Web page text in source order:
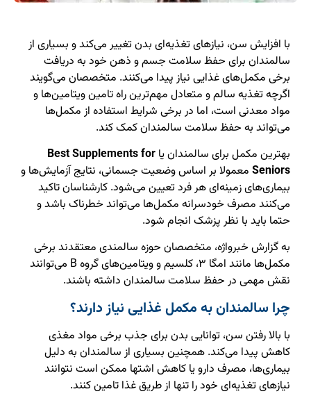
با افزایش سن، نیازهای تغذیه‌ای بدن تغییر می‌کند و بسیاری از
سالمندان برای حفظ سلامت جسم و ذهن خود به دریافت
برخی مکمل‌های غذایی نیاز پیدا می‌کنند. متخصصان می‌گویند
اگرچه تغذیه سالم و متعادل مهم‌ترین راه تامین ویتامین‌ها و
مواد معدنی است، اما در برخی شرایط استفاده از مکمل‌ها
می‌تواند به حفظ سلامت سالمندان کمک کند.
بهترین مکمل‌ برای سالمندان یا Best Supplements for
Seniors معمولا بر اساس وضعیت جسمانی، نتایج آزمایش‌ها و
بیماری‌های زمینه‌ای هر فرد تعیین می‌شود. کارشناسان تاکید
می‌کنند مصرف خودسرانه مکمل‌ها می‌تواند خطرناک باشد و
حتما باید با نظر پزشک انجام شود.
به گزارش خبرواژه، متخصصان حوزه سالمندی معتقدند برخی
مکمل‌ها مانند امگا ۳، کلسیم و ویتامین‌های گروه B می‌توانند
نقش مهمی در حفظ سلامت سالمندان داشته باشند.
چرا سالمندان به مکمل غذایی نیاز دارند؟
با بالا رفتن سن، توانایی بدن برای جذب برخی مواد مغذی
کاهش پیدا می‌کند. همچنین بسیاری از سالمندان به دلیل
بیماری‌ها، مصرف دارو یا کاهش اشتها ممکن است نتوانند
نیازهای تغذیه‌ای خود را تنها از طریق غذا تامین کنند.